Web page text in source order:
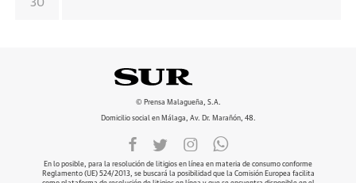
30
© Prensa Malagueña, S.A.
Domicilio social en Málaga, Av. Dr. Marañón, 48.
En lo posible, para la resolución de litigios en línea en materia de consumo conforme
Reglamento (UE) 524/2013, se buscará la posibilidad que la Comisión Europea facilita